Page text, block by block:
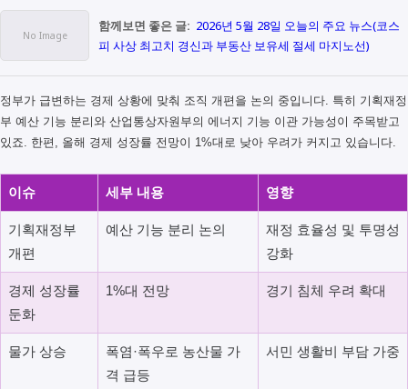
함께보면 좋은 글: 2026년 5월 28일 오늘의 주요 뉴스(코스
피 사상 최고치 경신과 부동산 보유세 절세 마지노선)
정부가 급변하는 경제 상황에 맞춰 조직 개편을 논의 중입니다. 특히 기획재정
부 예산 기능 분리와 산업통상자원부의 에너지 기능 이관 가능성이 주목받고
있죠. 한편, 올해 경제 성장률 전망이 1%대로 낮아 우려가 커지고 있습니다.
이슈 세부 내용 영향
기획재정부
개편
예산 기능 분리 논의
재정 효율성 및 투명성
강화
경제 성장률
둔화
1%대 전망 경기 침체 우려 확대
물가 상승
폭염·폭우로 농산물 가
격 급등
서민 생활비 부담 가중